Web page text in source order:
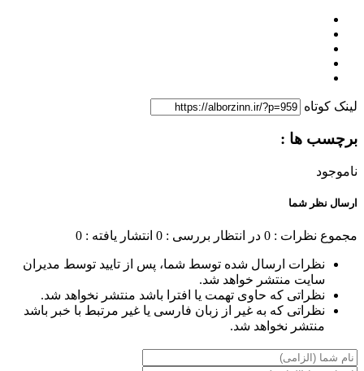
لینک کوتاه
برچسب ها :
ناموجود
ارسال نظر شما
مجموع نظرات : 0 در انتظار بررسی : 0 انتشار یافته : 0
نظرات ارسال شده توسط شما، پس از تایید توسط مدیران
سایت منتشر خواهد شد.
نظراتی که حاوی تهمت یا افترا باشد منتشر نخواهد شد.
نظراتی که به غیر از زبان فارسی یا غیر مرتبط با خبر باشد
منتشر نخواهد شد.